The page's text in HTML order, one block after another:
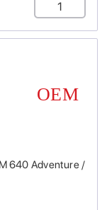
640 Adventure /